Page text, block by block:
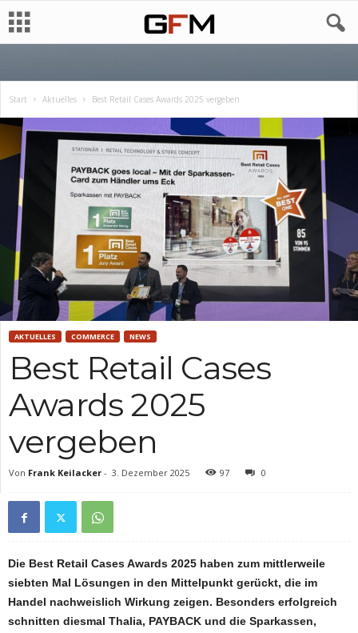
Start Aktuelles Best Retail Cases Awards 2025 vergeben
AKTUELLES COMMERCE NEWS
Best Retail Cases
Awards 2025
vergeben
Von Frank Keilacker - 3. Dezember 2025 97 0
Die Best Retail Cases Awards 2025 haben zum mittlerweile
siebten Mal Lösungen in den Mittelpunkt gerückt, die im
Handel nachweislich Wirkung zeigen. Besonders erfolgreich
schnitten diesmal Thalia, PAYBACK und die Sparkassen,